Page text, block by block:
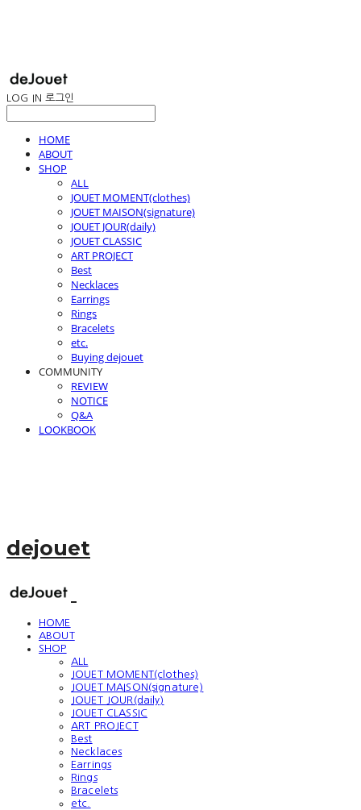
LOG IN 로그인
HOME
ABOUT
SHOP
ALL
JOUET MOMENT(clothes)
JOUET MAISON(signature)
JOUET JOUR(daily)
JOUET CLASSIC
ART PROJECT
Best
Necklaces
Earrings
Rings
Bracelets
etc.
Buying dejouet
COMMUNITY
REVIEW
NOTICE
Q&A
LOOKBOOK
dejouet
HOME
ABOUT
SHOP
ALL
JOUET MOMENT(clothes)
JOUET MAISON(signature)
JOUET JOUR(daily)
JOUET CLASSIC
ART PROJECT
Best
Necklaces
Earrings
Rings
Bracelets
etc.